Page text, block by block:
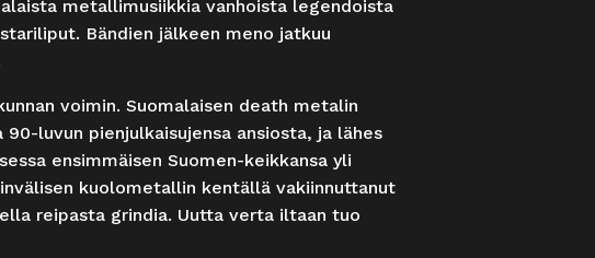
metallimusiikkia vanhoista legendoista
Bändien jälkeen meno jatkuu
voimin. Suomalaisen death metalin
luvun pienjulkaisujensa ansiosta, ja lähes
ensimmäisen Suomen-keikkansa yli
kuolometallin kentällä vakiinnuttanut
reipasta grindia. Uutta verta iltaan tuo